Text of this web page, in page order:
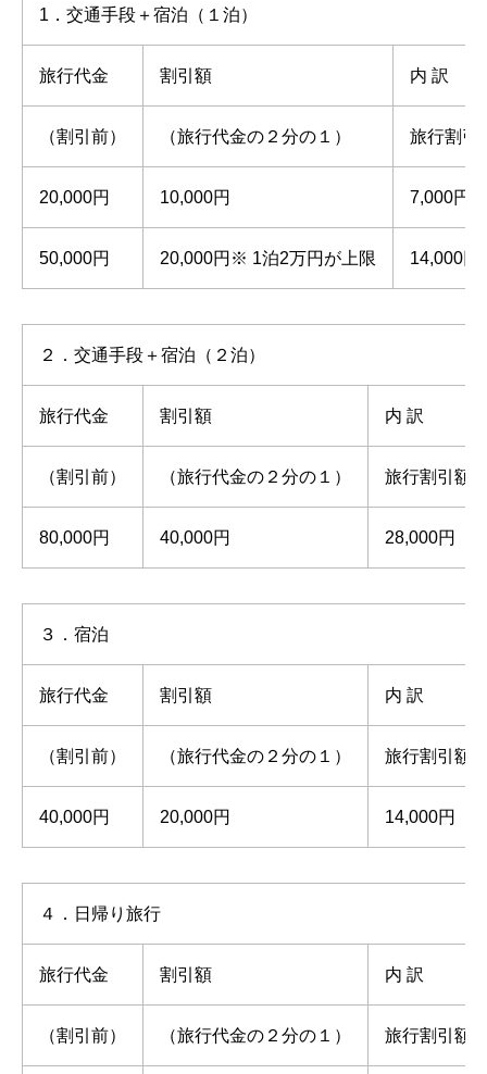
1．交通手段＋宿泊（１泊）
旅行代金 割引額 内 訳
（割引前） （旅行代金の２分の１） 旅行割引
20,000円 10,000円 7,000円
50,000円 20,000円※ 1泊2万円が上限 14,000円
２．交通手段＋宿泊（２泊）
旅行代金 割引額 内 訳
（割引前） （旅行代金の２分の１） 旅行割引額
80,000円 40,000円 28,000円
３．宿泊
旅行代金 割引額 内 訳
（割引前） （旅行代金の２分の１） 旅行割引額
40,000円 20,000円 14,000円
４．日帰り旅行
旅行代金 割引額 内 訳
（割引前） （旅行代金の２分の１） 旅行割引額